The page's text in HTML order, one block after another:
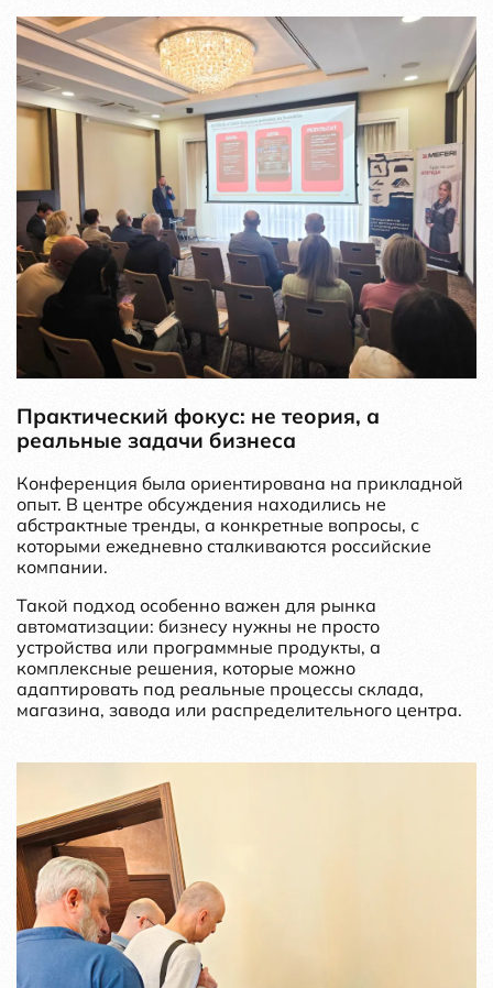
Практический фокус: не теория, а
реальные задачи бизнеса
Конференция была ориентирована на прикладной
опыт. В центре обсуждения находились не
абстрактные тренды, а конкретные вопросы, с
которыми ежедневно сталкиваются российские
компании.
Такой подход особенно важен для рынка
автоматизации: бизнесу нужны не просто
устройства или программные продукты, а
комплексные решения, которые можно
адаптировать под реальные процессы склада,
магазина, завода или распределительного центра.